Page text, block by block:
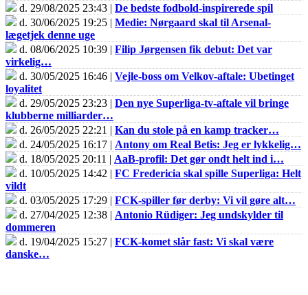
d. 29/08/2025 23:43 | De bedste fodbold-inspirerede spil
d. 30/06/2025 19:25 | Medie: Nørgaard skal til Arsenal-
lægetjek denne uge
d. 08/06/2025 10:39 | Filip Jørgensen fik debut: Det var
virkelig…
d. 30/05/2025 16:46 | Vejle-boss om Velkov-aftale: Ubetinget
loyalitet
d. 29/05/2025 23:23 | Den nye Superliga-tv-aftale vil bringe
klubberne milliarder…
d. 26/05/2025 22:21 | Kan du stole på en kamp tracker…
d. 24/05/2025 16:17 | Antony om Real Betis: Jeg er lykkelig…
d. 18/05/2025 20:11 | AaB-profil: Det gør ondt helt ind i…
d. 10/05/2025 14:42 | FC Fredericia skal spille Superliga: Helt
vildt
d. 03/05/2025 17:29 | FCK-spiller før derby: Vi vil gøre alt…
d. 27/04/2025 12:38 | Antonio Rüdiger: Jeg undskylder til
dommeren
d. 19/04/2025 15:27 | FCK-komet slår fast: Vi skal være
danske…